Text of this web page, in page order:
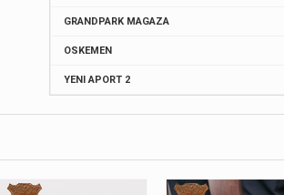
GRANDPARK MAGAZA
OSKEMEN
YENI APORT 2